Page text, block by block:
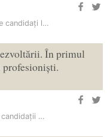
Blocul Alternativa a depus lista de candidați la CEC: “Noi vom…
În primul
profesioniști.
Blocul Alternativa și-a înregistrat candidații pentru alegerile…